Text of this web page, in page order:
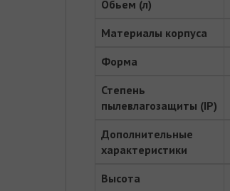
Обьем (л)
Материалы корпуса
Форма
Степень
пылевлагозащиты (IP)
Дополнительные
характеристики
Высота